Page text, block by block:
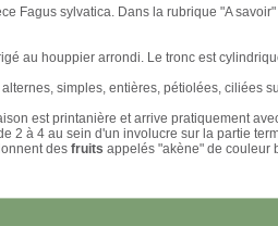
Fagus sylvatica. Dans la rubrique "A
au houppier arrondi. Le tronc est
simples, entières, pétiolées, ciliées
est printanière et arrive pratiquement
2 à 4 au sein d'un involucre sur la partie
des fruits appelés "akène" de couleur